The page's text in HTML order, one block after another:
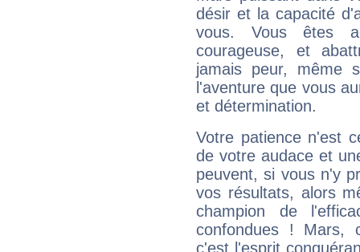
désir et la capacité
vous. Vous êtes
courageuse, et
jamais peur, même
l'aventure que vous
et détermination.
Votre patience n'est
de votre audace et
peuvent, si vous n'y
vos résultats, alors
champion de
confondues ! Mars,
c'est l'esprit